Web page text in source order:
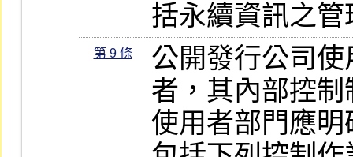
括永續資訊之管
第 9 條
公開發行公司
者，其內部控
使用者部門應